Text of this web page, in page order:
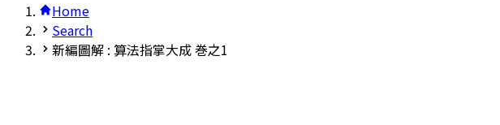
Home
Search
新編圖解 : 算法指掌大成 巻之1